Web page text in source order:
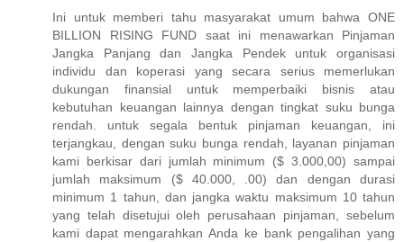
Ini untuk memberi tahu masyarakat umum bahwa ONE
BILLION RISING FUND saat ini menawarkan Pinjaman
Jangka Panjang dan Jangka Pendek untuk organisasi
individu dan koperasi yang secara serius memerlukan
dukungan finansial untuk memperbaiki bisnis atau
kebutuhan keuangan lainnya dengan tingkat suku bunga
rendah. untuk segala bentuk pinjaman keuangan, ini
terjangkau, dengan suku bunga rendah, layanan pinjaman
kami berkisar dari jumlah minimum ($ 3.000,00) sampai
jumlah maksimum ($ 40.000, .00) dan dengan durasi
minimum 1 tahun, dan jangka waktu maksimum 10 tahun
yang telah disetujui oleh perusahaan pinjaman, sebelum
kami dapat mengarahkan Anda ke bank pengalihan yang